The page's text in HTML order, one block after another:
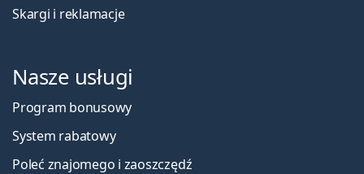
Skargi i reklamacje
Nasze usługi
Program bonusowy
System rabatowy
Poleć znajomego i zaoszczędź